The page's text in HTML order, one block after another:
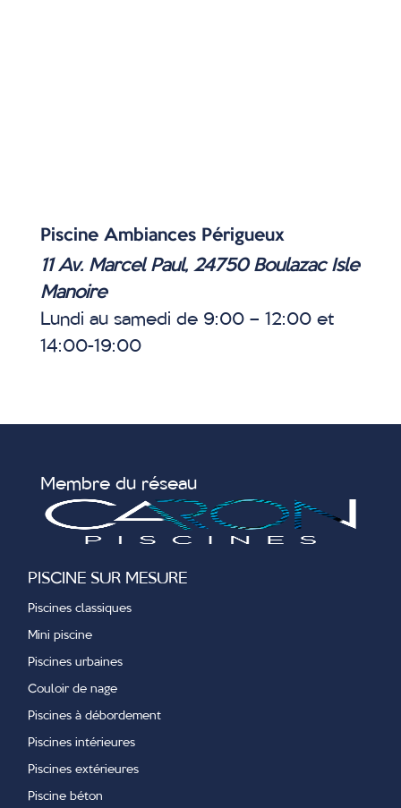
Piscine Ambiances Périgueux
11 Av. Marcel Paul, 24750 Boulazac Isle
Manoire
Lundi au samedi de 9:00 – 12:00 et
14:00-19:00
Membre du réseau
PISCINE SUR MESURE
Piscines classiques
Mini piscine
Piscines urbaines
Couloir de nage
Piscines à débordement
Piscines intérieures
Piscines extérieures
Piscine béton